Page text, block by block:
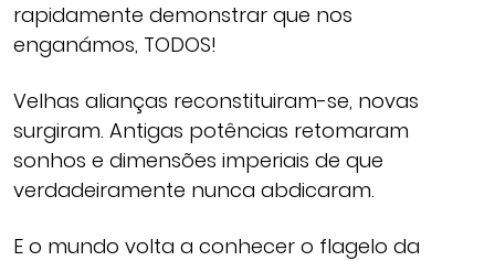
rapidamente demonstrar que nos
enganámos, TODOS!
Velhas alianças reconstituiram-se, novas
surgiram. Antigas potências retomaram
sonhos e dimensões imperiais de que
verdadeiramente nunca abdicaram.
E o mundo volta a conhecer o flagelo da